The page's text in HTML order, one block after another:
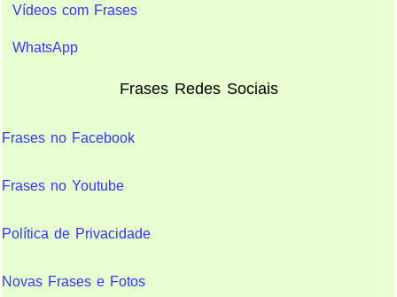
Vídeos com Frases
WhatsApp
Frases Redes Sociais
Frases no Facebook
Frases no Youtube
Política de Privacidade
Novas Frases e Fotos